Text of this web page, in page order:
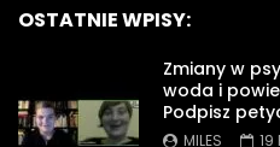
OSTATNIE WPISY:
Zmiany w
woda i
Podpisz
MILES 19